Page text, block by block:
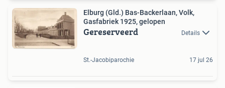
Elburg (Gld.) Bas-Backerlaan, Volk,
Gasfabriek 1925, gelopen
Gereserveerd Details
St.-Jacobiparochie 17 jul 26